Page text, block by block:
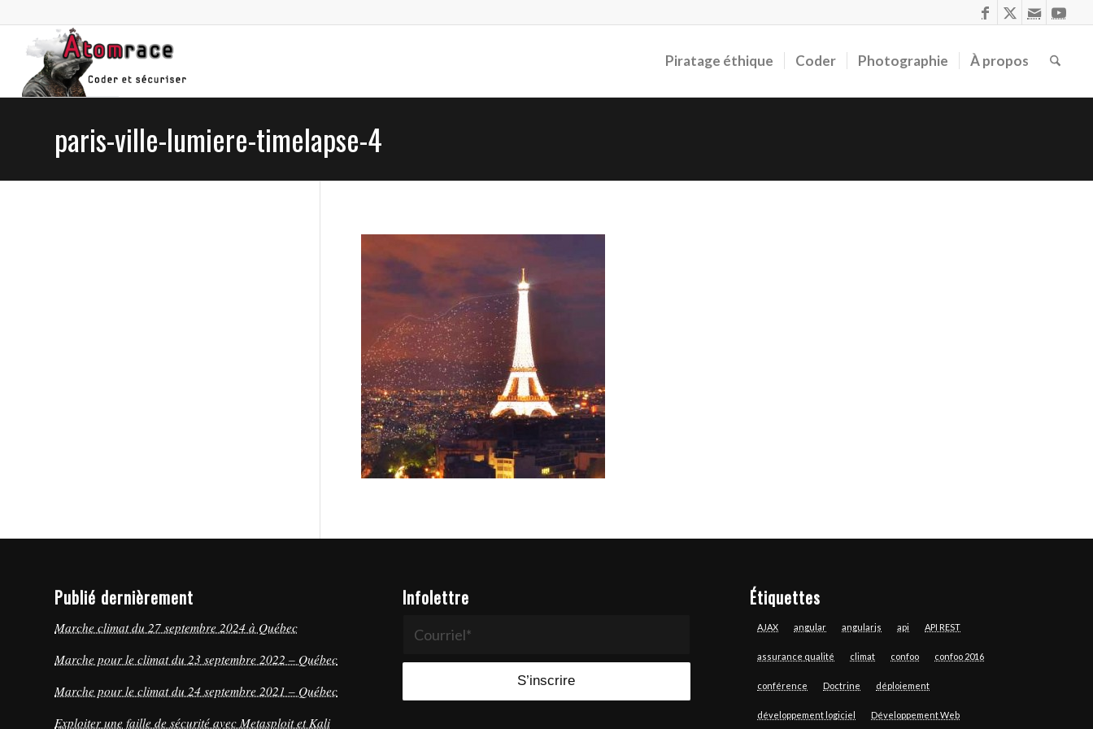
Piratage éthique Coder Photographie À propos
paris-ville-lumiere-timelapse-4
Publié dernièrement
Marche climat du 27 septembre 2024 à Québec
Marche pour le climat du 23 septembre 2022 – Québec
Marche pour le climat du 24 septembre 2021 – Québec
Exploiter une faille de sécurité avec Metasploit et Kali
Infolettre Étiquettes
AJAX angular angularjs api API REST
assurance qualité climat confoo confoo 2016
conférence Doctrine déploiement
développement logiciel Développement Web